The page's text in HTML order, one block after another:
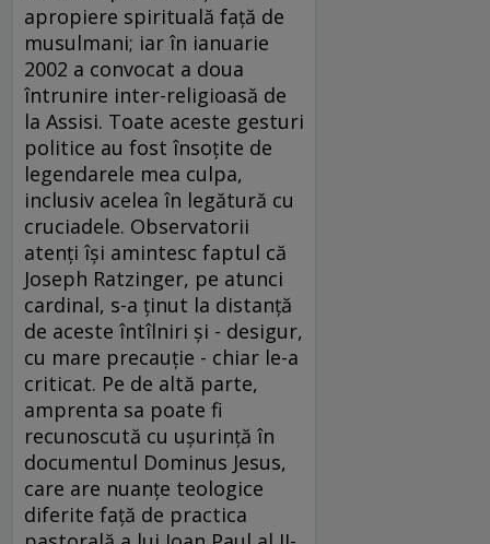
apropiere spirituală faţă de
musulmani; iar în ianuarie
2002 a convocat a doua
întrunire inter-religioasă de
la Assisi. Toate aceste gesturi
politice au fost însoţite de
legendarele mea culpa,
inclusiv acelea în legătură cu
cruciadele. Observatorii
atenţi îşi amintesc faptul că
Joseph Ratzinger, pe atunci
cardinal, s-a ţinut la distanţă
de aceste întîlniri şi - desigur,
cu mare precauţie - chiar le-a
criticat. Pe de altă parte,
amprenta sa poate fi
recunoscută cu uşurinţă în
documentul Dominus Jesus,
care are nuanţe teologice
diferite faţă de practica